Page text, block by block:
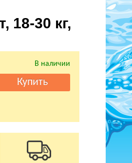
18-30 кг,
В наличии